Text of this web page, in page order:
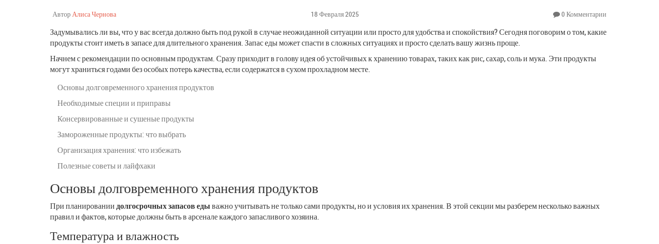
Автор Алиса Чернова 18 Февраля 2025 0 Комментарии
Задумывались ли вы, что у вас всегда должно быть под рукой в случае неожиданной ситуации или просто для удобства и спокойствия? Сегодня поговорим о том, какие
продукты стоит иметь в запасе для длительного хранения. Запас еды может спасти в сложных ситуациях и просто сделать вашу жизнь проще.
Начнем с рекомендации по основным продуктам. Сразу приходит в голову идея об устойчивых к хранению товарах, таких как рис, сахар, соль и мука. Эти продукты
могут храниться годами без особых потерь качества, если содержатся в сухом прохладном месте.
Основы долговременного хранения продуктов
Необходимые специи и приправы
Консервированные и сушеные продукты
Замороженные продукты: что выбрать
Организация хранения: что избежать
Полезные советы и лайфхаки
Основы долговременного хранения продуктов
При планированиидолгосрочных запасов едыважно учитывать не только сами продукты, но и условия их хранения. В этой секции мы разберем несколько важных
правил и фактов, которые должны быть в арсенале каждого запасливого хозяина.
Температура и влажность